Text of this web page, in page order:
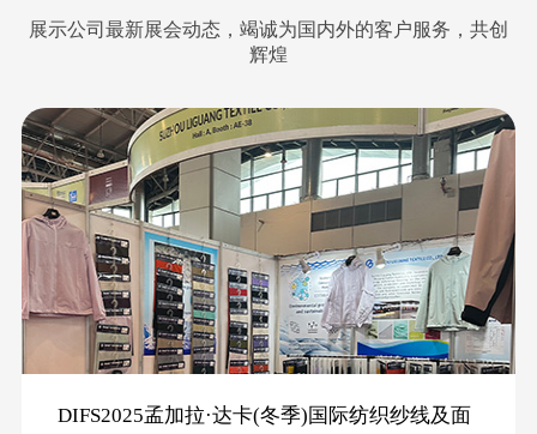
展示公司最新展会动态，竭诚为国内外的客户服务，共创
辉煌
DIFS2025孟加拉·达卡(冬季)国际纺织纱线及面